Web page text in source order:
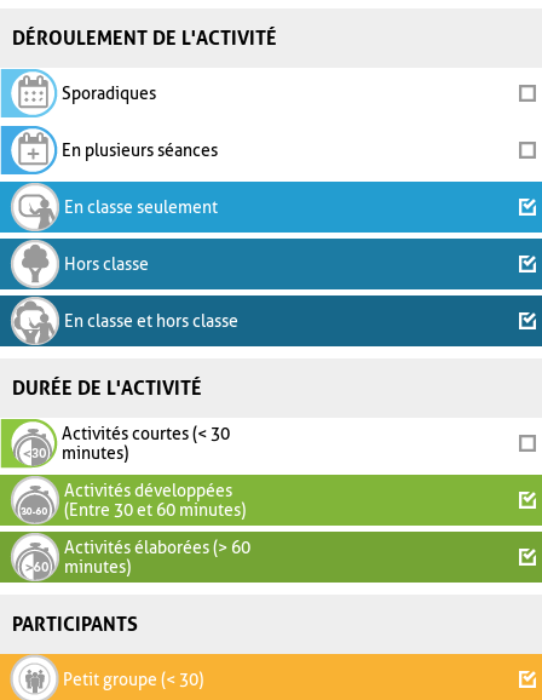
DÉROULEMENT DE L'ACTIVITÉ
Sporadiques
En plusieurs séances
En classe seulement
Hors classe
En classe et hors classe
DURÉE DE L'ACTIVITÉ
Activités courtes (< 30
minutes)
Activités développées
(Entre 30 et 60 minutes)
Activités élaborées (> 60
minutes)
PARTICIPANTS
Petit groupe (< 30)